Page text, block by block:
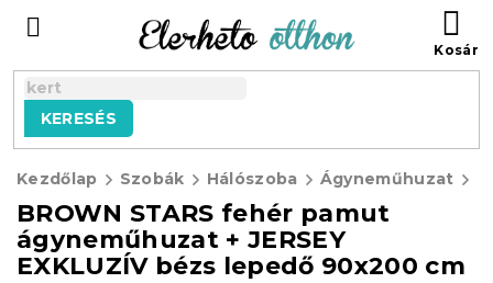
tartalomhoz
KERESÉS
Kezdőlap Szobák Hálószoba Ágyneműhuzat
BROWN STARS fehér pamut
ágyneműhuzat + JERSEY
EXKLUZÍV bézs lepedő 90x200 cm